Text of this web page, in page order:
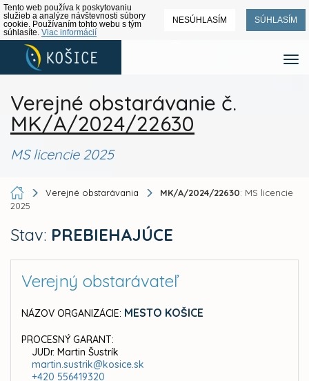
Tento web používa k poskytovaniu
služieb a analýze návštevnosti súbory
cookie. Používaním tohto webu s tým
súhlasíte. Viac informácií
NESÚHLASÍM SÚHLASÍM
Verejné obstarávanie č.
MK/A/2024/22630
MS licencie 2025
Verejné obstarávania MK/A/2024/22630: MS licencie
2025
Stav: PREBIEHAJÚCE
Verejný obstarávateľ
NÁZOV ORGANIZÁCIE: MESTO KOŠICE
PROCESNÝ GARANT:
JUDr. Martin Šustrík
martin.sustrik@kosice.sk
+420 556419320